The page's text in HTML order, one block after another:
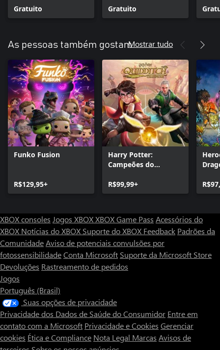
Gratuito
Pack
Gratuito
Pack
As pessoas também gostamMostrar tudo
Funko Fusion
R$129,95+
Harry Potter:
Campeões do
R$99,99+
XBOX consoles Jogos XBOXXBOX Game Pass Acessórios do
XBOX Notícias do XBOX Suporte do XBOX Feedback Padrões da
ComunidadeAviso de potenciais convulsões por
fotossensibilidadeConta Microsoft Suporte da Microsoft Store
Devoluções Rastreamento de pedidos
Jogos
Português (Brasil)
Suas opções de privacidade
Privacidade dos Dados de Saúde do Consumidor Entre em
contato com a Microsoft Privacidade e Cookies Gerenciar
cookies Ética e Compliance Nota Legal Marcas Avisos de